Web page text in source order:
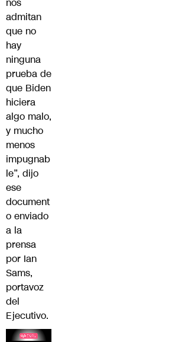
admitan
que no
hay
ninguna
prueba de
que Biden
hiciera
algo malo,
y mucho
menos
impugnab
le”, dijo
ese
document
o enviado
a la
prensa
por Ian
Sams,
portavoz
del
Ejecutivo.